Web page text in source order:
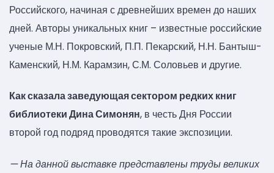
Российского, начиная с древнейших времен до наших
дней. Авторы уникальных книг – известные российские
ученые М.Н. Покровский, П.П. Пекарский, Н.Н. Бантыш-
Каменский, Н.М. Карамзин, С.М. Соловьев и другие.
Как сказала заведующая сектором редких книг
библиотеки Дина Симонян, в честь Дня России
второй год подряд проводятся такие экспозиции.
— На данной выставке представлены труды великих